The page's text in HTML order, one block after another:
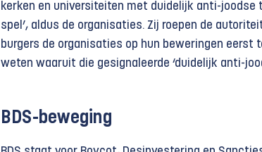
kerken en universiteiten met duidelijk anti-joodse
spel’, aldus de organisaties. Zij roepen de
burgers de organisaties op hun beweringen eerst
weten waaruit die gesignaleerde ‘duidelijk anti-
BDS-beweging